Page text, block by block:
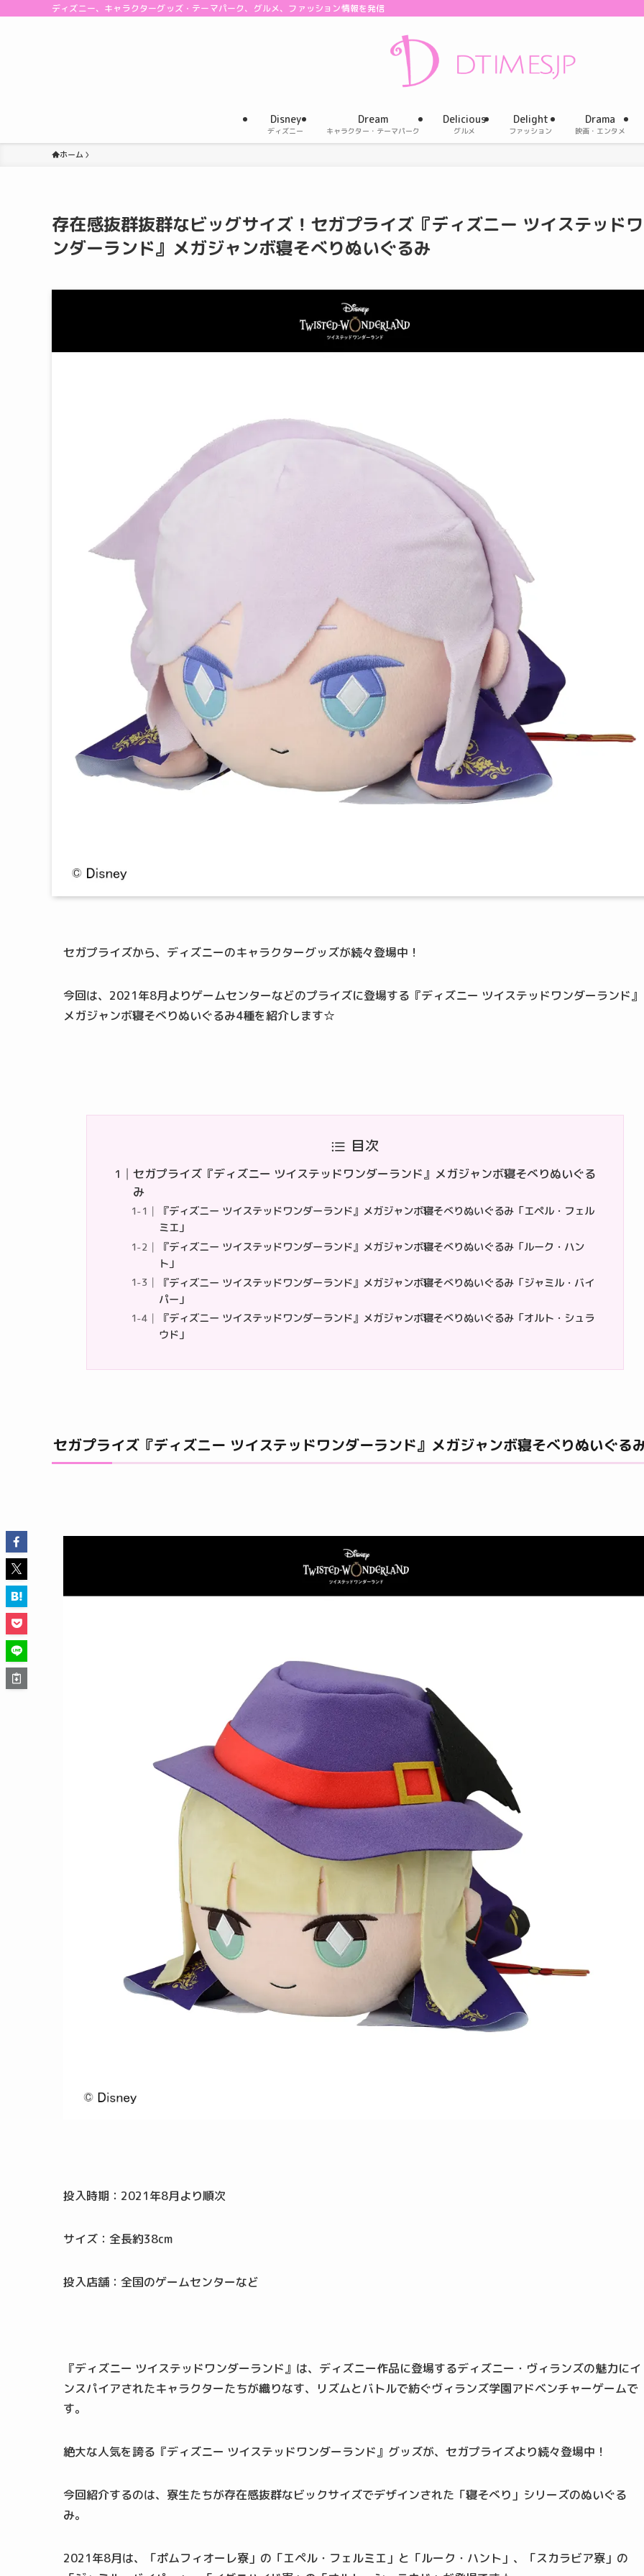
ディズニー、キャラクターグッズ・テーマパーク、グルメ、ファッション情報を発信
Disney
ディズニー
Dream
キャラクター・テーマパーク
Delicious
グルメ
Delight
ファッション
Drama
映画・エンタメ
ホーム
存在感抜群抜群なビッグサイズ！セガプライズ『ディズニー ツイステッドワ
ンダーランド』メガジャンボ寝そべりぬいぐるみ
セガプライズから、ディズニーのキャラクターグッズが続々登場中！
今回は、2021年8月よりゲームセンターなどのプライズに登場する『ディズニー ツイステッドワンダーランド』
メガジャンボ寝そべりぬいぐるみ4種を紹介します☆
目次
セガプライズ『ディズニー ツイステッドワンダーランド』メガジャンボ寝そべりぬいぐる
み
『ディズニー ツイステッドワンダーランド』メガジャンボ寝そべりぬいぐるみ「エペル・フェル
ミエ」
『ディズニー ツイステッドワンダーランド』メガジャンボ寝そべりぬいぐるみ「ルーク・ハン
ト」
『ディズニー ツイステッドワンダーランド』メガジャンボ寝そべりぬいぐるみ「ジャミル・バイ
パー」
『ディズニー ツイステッドワンダーランド』メガジャンボ寝そべりぬいぐるみ「オルト・シュラ
ウド」
セガプライズ『ディズニー ツイステッドワンダーランド』メガジャンボ寝そべりぬいぐる
投入時期：2021年8月より順次
サイズ：全長約38cm
投入店舗：全国のゲームセンターなど
『ディズニー ツイステッドワンダーランド』は、ディズニー作品に登場するディズニー・ヴィランズの魅力にイ
ンスパイアされたキャラクターたちが織りなす、リズムとバトルで紡ぐヴィランズ学園アドベンチャーゲームで
す。
絶大な人気を誇る『ディズニー ツイステッドワンダーランド』グッズが、セガプライズより続々登場中！
今回紹介するのは、寮生たちが存在感抜群なビックサイズでデザインされた「寝そべり」シリーズのぬいぐる
み。
2021年8月は、「ポムフィオーレ寮」の「エペル・フェルミエ」と「ルーク・ハント」、「スカラビア寮」の